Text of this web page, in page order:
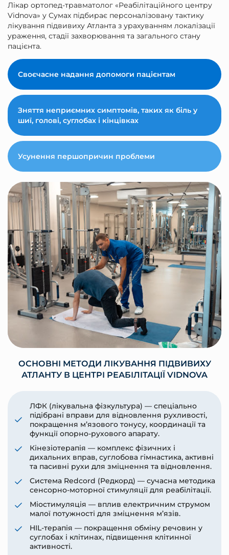
Лікар ортопед-травматолог «Реабілітаційного центру
Vidnova» у Сумах підбирає персоналізовану тактику
лікування підвивиху Атланта з урахуванням локалізації
ураження, стадії захворювання та загального стану
пацієнта.
Своєчасне надання допомоги пацієнтам
Зняття неприємних симптомів, таких як біль у
шиї, голові, суглобах і кінцівках
Усунення першопричин проблеми
ОСНОВНІ МЕТОДИ ЛІКУВАННЯ ПІДВИВИХУ
АТЛАНТУ В ЦЕНТРІ РЕАБІЛІТАЦІЇ VIDNOVA
ЛФК (лікувальна фізкультура) — спеціально
підібрані вправи для відновлення рухливості,
покращення м’язового тонусу, координації та
функції опорно-рухового апарату.
Кінезіотерапія — комплекс фізичних і
дихальних вправ, суглобова гімнастика, активні
та пасивні рухи для зміцнення та відновлення.
Система Redcord (Редкорд) — сучасна методика
сенсорно-моторної стимуляції для реабілітації.
Міостимуляція — вплив електричним струмом
малої потужності для зміцнення м’язів.
HIL-терапія — покращення обміну речовин у
суглобах і клітинах, підвищення клітинної
активності.